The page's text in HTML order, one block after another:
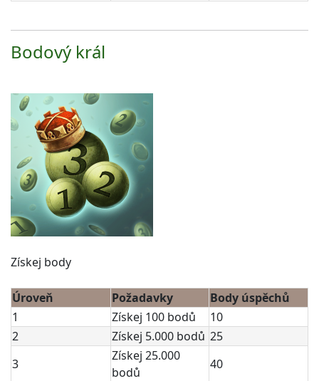
Bodový král
Získej body
Úroveň Požadavky
Body úspěchů
1
Získej 100 bodů
10
2
Získej 5.000 bodů 25
3
Získej 25.000
bodů
40